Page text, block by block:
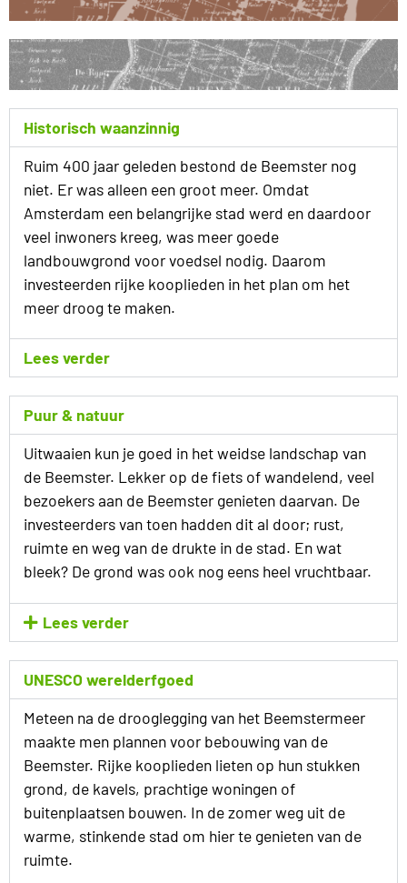
Historisch waanzinnig
Ruim 400 jaar geleden bestond de Beemster nog
niet. Er was alleen een groot meer. Omdat
Amsterdam een belangrijke stad werd en daardoor
veel inwoners kreeg, was meer goede
landbouwgrond voor voedsel nodig. Daarom
investeerden rijke kooplieden in het plan om het
meer droog te maken.
Lees verder
Puur & natuur
Uitwaaien kun je goed in het weidse landschap van
de Beemster. Lekker op de fiets of wandelend, veel
bezoekers aan de Beemster genieten daarvan. De
investeerders van toen hadden dit al door; rust,
ruimte en weg van de drukte in de stad. En wat
bleek? De grond was ook nog eens heel vruchtbaar.
Lees verder
UNESCO werelderfgoed
Meteen na de drooglegging van het Beemstermeer
maakte men plannen voor bebouwing van de
Beemster. Rijke kooplieden lieten op hun stukken
grond, de kavels, prachtige woningen of
buitenplaatsen bouwen. In de zomer weg uit de
warme, stinkende stad om hier te genieten van de
ruimte.